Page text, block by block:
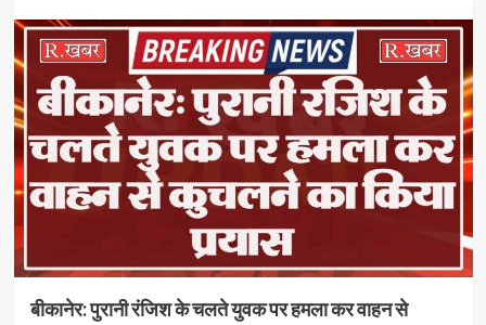
बीकानेर: पुरानी रंजिश के चलते युवक पर हमला कर वाहन से